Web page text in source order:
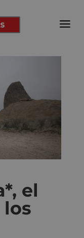
el